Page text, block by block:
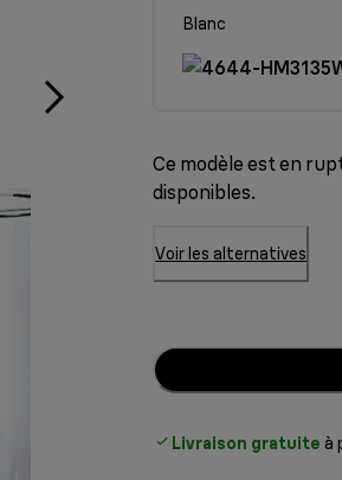
Blanc
Ce modèle est en
disponibles.
Voir les alternatives
Livraison gratuite à